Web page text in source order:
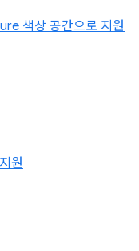
색상 공간으로 지원
원